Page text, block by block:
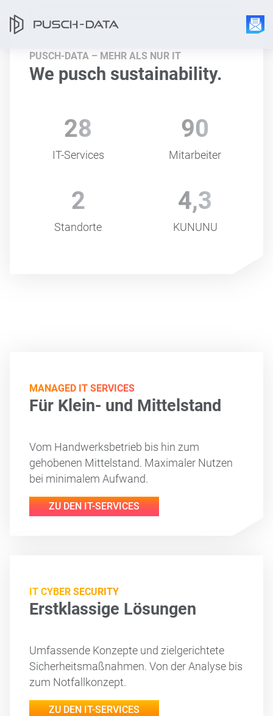
PUSCH-DATA – MEHR ALS NUR IT
We pusch our region.
28
IT-Services
90
Mitarbeiter
2
Standorte
4,3
KUNUNU
MANAGED IT SERVICES
Für Klein- und Mittelstand
Vom Handwerksbetrieb bis hin zum
gehobenen Mittelstand. Maximaler Nutzen
bei minimalem Aufwand.
ZU DEN IT-SERVICES
IT CYBER SECURITY
Erstklassige Lösungen
Umfassende Konzepte und zielgerichtete
Sicherheitsmaßnahmen. Von der Analyse bis
zum Notfallkonzept.
ZU DEN IT-SERVICES